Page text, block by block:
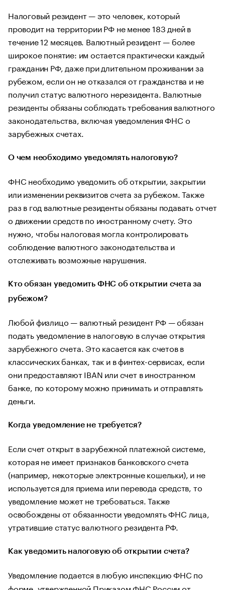
Налоговый резидент — это человек, который
проводит на территории РФ не менее 183 дней в
течение 12 месяцев. Валютный резидент — более
широкое понятие: им остается практически каждый
гражданин РФ, даже при длительном проживании за
рубежом, если он не отказался от гражданства и не
получил статус валютного нерезидента. Валютные
резиденты обязаны соблюдать требования валютного
законодательства, включая уведомления ФНС о
зарубежных счетах.
О чем необходимо уведомлять налоговую?
ФНС необходимо уведомить об открытии, закрытии
или изменении реквизитов счета за рубежом. Также
раз в год валютные резиденты обязаны подавать отчет
о движении средств по иностранному счету. Это
нужно, чтобы налоговая могла контролировать
соблюдение валютного законодательства и
отслеживать возможные нарушения.
Кто обязан уведомить ФНС об открытии счета за
рубежом?
Любой физлицо — валютный резидент РФ — обязан
подать уведомление в налоговую в случае открытия
зарубежного счета. Это касается как счетов в
классических банках, так и в финтех-сервисах, если
они предоставляют IBAN или счет в иностранном
банке, по которому можно принимать и отправлять
деньги.
Когда уведомление не требуется?
Если счет открыт в зарубежной платежной системе,
которая не имеет признаков банковского счета
(например, некоторые электронные кошельки), и не
используется для приема или перевода средств, то
уведомление может не требоваться. Также
освобождены от обязанности уведомлять ФНС лица,
утратившие статус валютного резидента РФ.
Как уведомить налоговую об открытии счета?
Уведомление подается в любую инспекцию ФНС по